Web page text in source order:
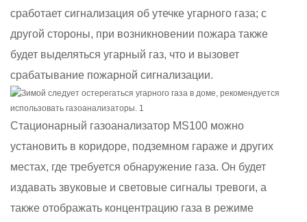
сработает сигнализация об утечке угарного газа; с
другой стороны, при возникновении пожара также
будет выделяться угарный газ, что и вызовет
срабатывание пожарной сигнализации.
Стационарный газоанализатор MS100 можно
установить в коридоре, подземном гараже и других
местах, где требуется обнаружение газа. Он будет
издавать звуковые и световые сигналы тревоги, а
также отображать концентрацию газа в режиме